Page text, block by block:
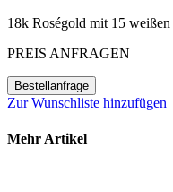
18k Roségold mit 15
PREIS ANFRAGEN
Bestellanfrage
Zur Wunschliste hinzufügen
Mehr Artikel